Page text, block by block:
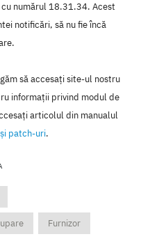
numărul 18.31.34. Acest
notificări, să nu fie încă
să accesaţi site-ul nostru
informaţii privind modul de
articolul din manualul
patch-uri.
Furnizor